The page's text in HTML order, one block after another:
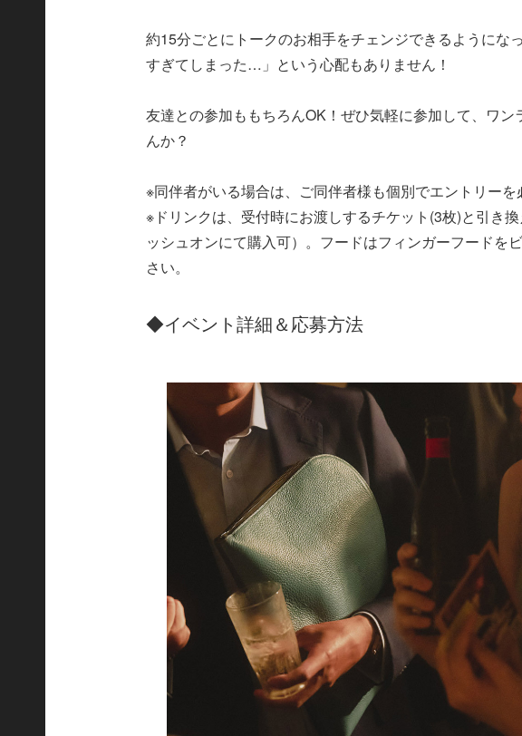
約15分ごとにトークのお相手をチェンジできるようにな
すぎてしまった…」という心配もありません！
友達との参加ももちろんOK！ぜひ気軽に参加して、ワ
んか？
※同伴者がいる場合は、ご同伴者様も個別でエントリーを
※ドリンクは、受付時にお渡しするチケット(3枚)と引き
ッシュオンにて購入可）。フードはフィンガーフードを
さい。
◆イベント詳細＆応募方法